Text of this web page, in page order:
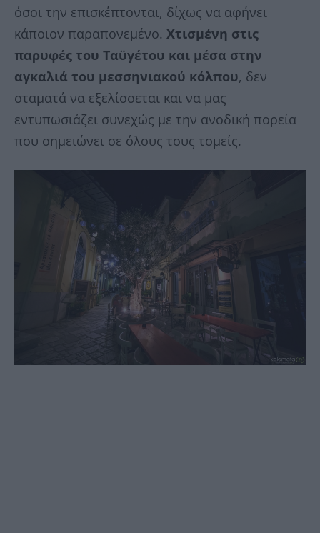
όσοι την επισκέπτονται, δίχως να αφήνει
κάποιον παραπονεμένο. Χτισμένη στις
παρυφές του Ταϋγέτου και μέσα στην
αγκαλιά του μεσσηνιακού κόλπου, δεν
σταματά να εξελίσσεται και να μας
εντυπωσιάζει συνεχώς με την ανοδική πορεία
που σημειώνει σε όλους τους τομείς.